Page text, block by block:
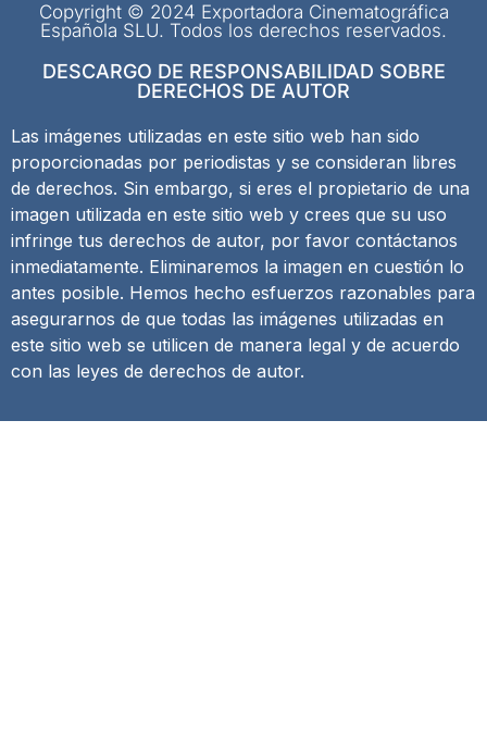
Copyright © 2024 Exportadora Cinematográfica
Española SLU. Todos los derechos reservados.
DESCARGO DE RESPONSABILIDAD SOBRE
DERECHOS DE AUTOR
Las imágenes utilizadas en este sitio web han sido
proporcionadas por periodistas y se consideran libres
de derechos. Sin embargo, si eres el propietario de una
imagen utilizada en este sitio web y crees que su uso
infringe tus derechos de autor, por favor contáctanos
inmediatamente. Eliminaremos la imagen en cuestión lo
antes posible. Hemos hecho esfuerzos razonables para
asegurarnos de que todas las imágenes utilizadas en
este sitio web se utilicen de manera legal y de acuerdo
con las leyes de derechos de autor.